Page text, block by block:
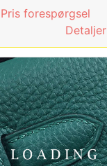
Pris forespørgsel
Detaljer